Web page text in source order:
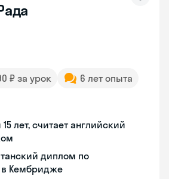
₽ за урок
6 лет опыта
лет, считает английский
диплом по
в Кембридже